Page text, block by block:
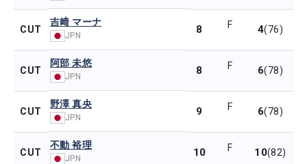
CUT
吉﨑 マーナ
JPN 8 F 4(76)
CUT
阿部 未悠
JPN 8 F 6(78)
CUT
野澤 真央
JPN 9 F 6(78)
CUT
不動 裕理
JPN 10 F 10(82)